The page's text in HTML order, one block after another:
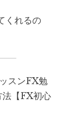
くれるの
スンFX勉
法【FX初心